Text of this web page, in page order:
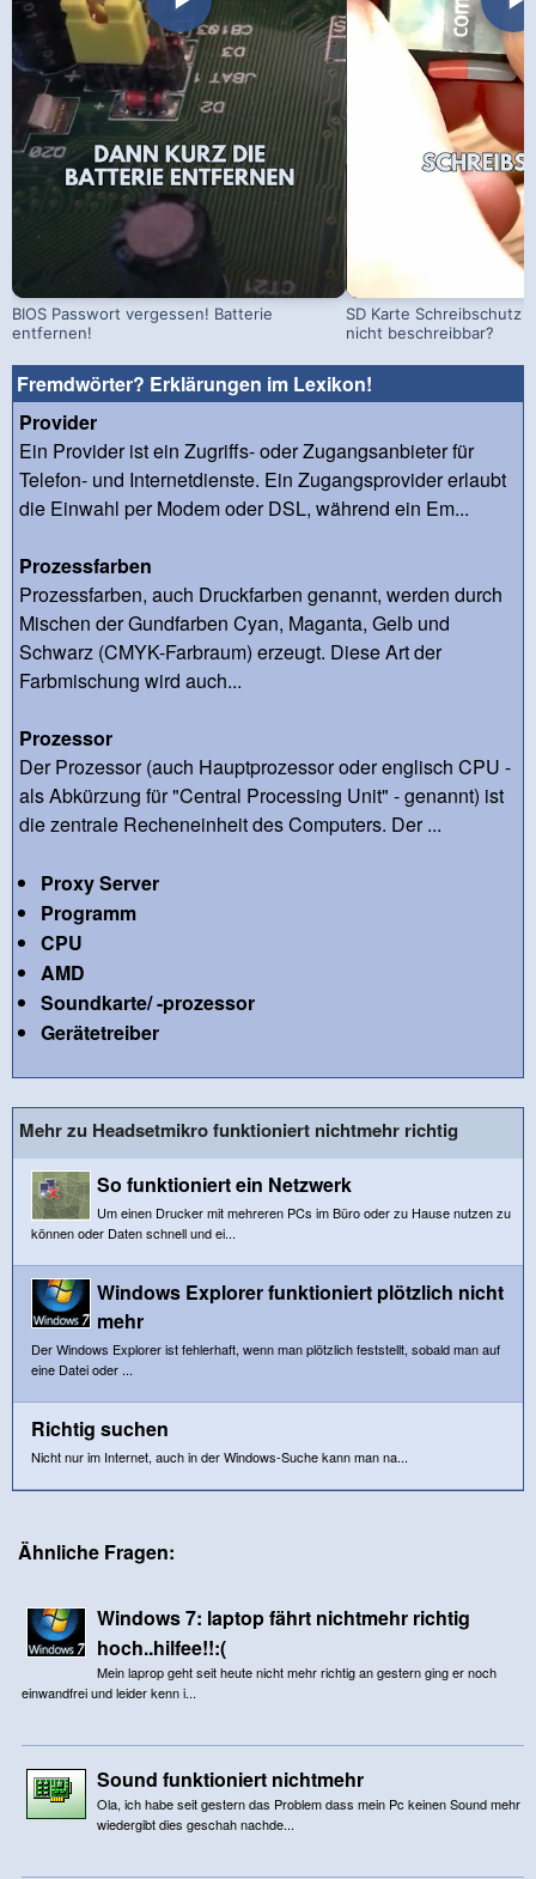
BIOS Passwort vergessen! Batterie
entfernen!
SD Karte Schreibschutz
nicht beschreibbar?
Fremdwörter? Erklärungen im Lexikon!
Provider
Ein Provider ist ein Zugriffs- oder Zugangsanbieter für
Telefon- und Internetdienste. Ein Zugangsprovider erlaubt
die Einwahl per Modem oder DSL, während ein Em...
Prozessfarben
Prozessfarben, auch Druckfarben genannt, werden durch
Mischen der Gundfarben Cyan, Maganta, Gelb und
Schwarz (CMYK-Farbraum) erzeugt. Diese Art der
Farbmischung wird auch...
Prozessor
Der Prozessor (auch Hauptprozessor oder englisch CPU -
als Abkürzung für "Central Processing Unit" - genannt) ist
die zentrale Recheneinheit des Computers. Der ...
Proxy Server
Programm
CPU
AMD
Soundkarte/ -prozessor
Gerätetreiber
Mehr zu Headsetmikro funktioniert nichtmehr richtig
So funktioniert ein Netzwerk
Um einen Drucker mit mehreren PCs im Büro oder zu Hause nutzen zu
können oder Daten schnell und ei...
Windows Explorer funktioniert plötzlich nicht
mehr
Der Windows Explorer ist fehlerhaft, wenn man plötzlich feststellt, sobald man auf
eine Datei oder ...
Richtig suchen
Nicht nur im Internet, auch in der Windows-Suche kann man na...
Ähnliche Fragen:
Windows 7: laptop fährt nichtmehr richtig
hoch..hilfee!!:(
Mein laprop geht seit heute nicht mehr richtig an gestern ging er noch
einwandfrei und leider kenn i...
Sound funktioniert nichtmehr
Ola, ich habe seit gestern das Problem dass mein Pc keinen Sound mehr
wiedergibt dies geschah nachde...